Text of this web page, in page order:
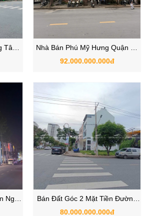
7,
Nhà Bán Phú Mỹ Hưng Quận 7 |
Korean Town
92.000.000.000đ
Nghị,
Bán Đất Góc 2 Mặt Tiền Đường
Hà Huy Tập & Nguyễn Binh, Phú
80.000.000.000đ